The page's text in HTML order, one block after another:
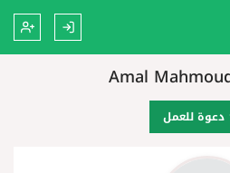
دعوة للعمل